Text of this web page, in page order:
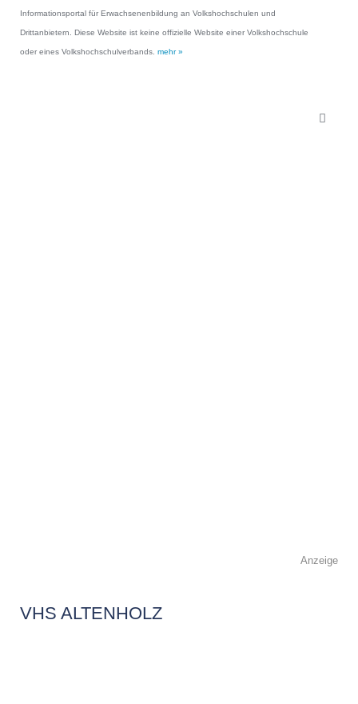
Informationsportal für Erwachsenenbildung an Volkshochschulen und
Drittanbietern. Diese Website ist keine offizielle Website einer Volkshochschule
oder eines Volkshochschulverbands. mehr »
Anzeige
VHS ALTENHOLZ